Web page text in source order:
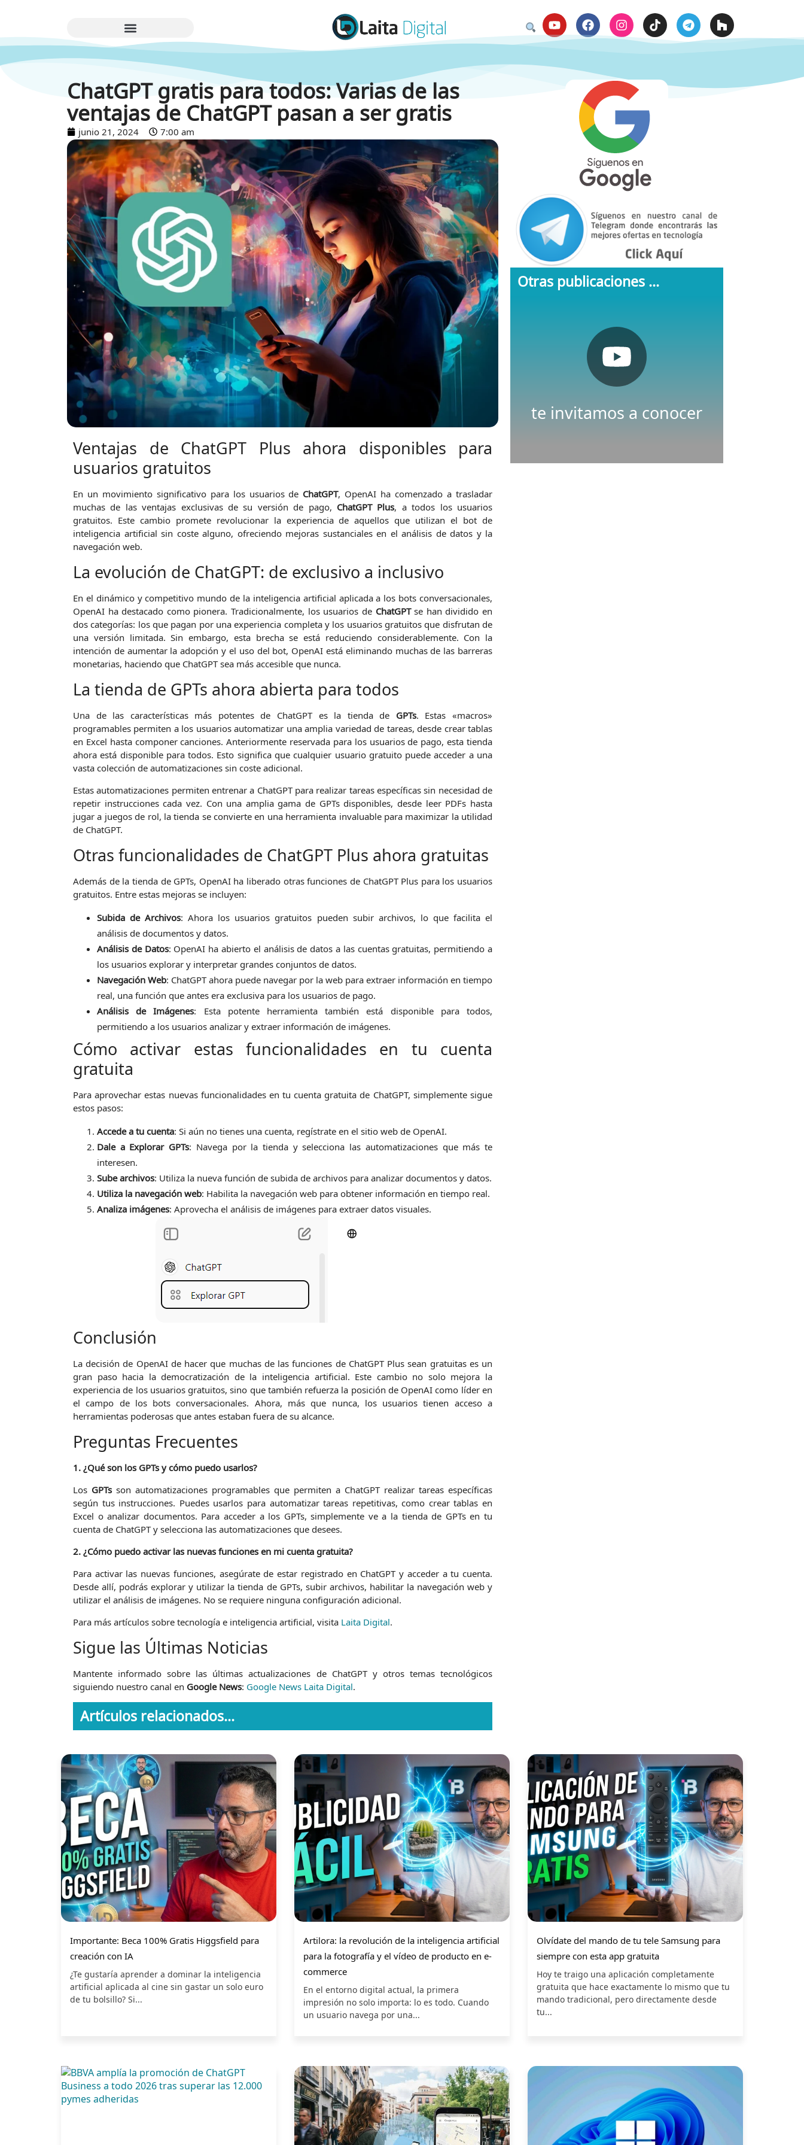
ChatGPT gratis para todos: Varias de las
ventajas de ChatGPT pasan a ser gratis
junio 21, 2024 7:00 am
Ventajas de ChatGPT Plus ahora disponibles para
usuarios gratuitos
En un movimiento significativo para los usuarios de ChatGPT, OpenAI ha comenzado a trasladar
muchas de las ventajas exclusivas de su versión de pago, ChatGPT Plus, a todos los usuarios
gratuitos. Este cambio promete revolucionar la experiencia de aquellos que utilizan el bot de
inteligencia artificial sin coste alguno, ofreciendo mejoras sustanciales en el análisis de datos y la
navegación web.
La evolución de ChatGPT: de exclusivo a inclusivo
En el dinámico y competitivo mundo de la inteligencia artificial aplicada a los bots conversacionales,
OpenAI ha destacado como pionera. Tradicionalmente, los usuarios de ChatGPTse han dividido en
dos categorías: los que pagan por una experiencia completa y los usuarios gratuitos que disfrutan de
una versión limitada. Sin embargo, esta brecha se está reduciendo considerablemente. Con la
intención de aumentar la adopción y el uso del bot, OpenAI está eliminando muchas de las barreras
monetarias, haciendo que ChatGPT sea más accesible que nunca.
La tienda de GPTs ahora abierta para todos
Una de las características más potentes de ChatGPT es la tienda de GPTs. Estas «macros»
programables permiten a los usuarios automatizar una amplia variedad de tareas, desde crear tablas
en Excel hasta componer canciones. Anteriormente reservada para los usuarios de pago, esta tienda
ahora está disponible para todos. Esto significa que cualquier usuario gratuito puede acceder a una
vasta colección de automatizaciones sin coste adicional.
Estas automatizaciones permiten entrenar a ChatGPT para realizar tareas específicas sin necesidad de
repetir instrucciones cada vez. Con una amplia gama de GPTs disponibles, desde leer PDFs hasta
jugar a juegos de rol, la tienda se convierte en una herramienta invaluable para maximizar la utilidad
de ChatGPT.
Otras funcionalidades de ChatGPT Plus ahora gratuitas
Además de la tienda de GPTs, OpenAI ha liberado otras funciones de ChatGPT Plus para los usuarios
gratuitos. Entre estas mejoras se incluyen:
Subida de Archivos: Ahora los usuarios gratuitos pueden subir archivos, lo que facilita el
análisis de documentos y datos.
Análisis de Datos: OpenAI ha abierto el análisis de datos a las cuentas gratuitas, permitiendo a
los usuarios explorar y interpretar grandes conjuntos de datos.
Navegación Web: ChatGPT ahora puede navegar por la web para extraer información en tiempo
real, una función que antes era exclusiva para los usuarios de pago.
Análisis de Imágenes: Esta potente herramienta también está disponible para todos,
permitiendo a los usuarios analizar y extraer información de imágenes.
Cómo activar estas funcionalidades en tu cuenta
gratuita
Para aprovechar estas nuevas funcionalidades en tu cuenta gratuita de ChatGPT, simplemente sigue
estos pasos:
Accede a tu cuenta: Si aún no tienes una cuenta, regístrate en el sitio web de OpenAI.
Dale a Explorar GPTs: Navega por la tienda y selecciona las automatizaciones que más te
interesen.
Sube archivos: Utiliza la nueva función de subida de archivos para analizar documentos y datos.
Utiliza la navegación web: Habilita la navegación web para obtener información en tiempo real.
Analiza imágenes: Aprovecha el análisis de imágenes para extraer datos visuales.
Conclusión
La decisión de OpenAI de hacer que muchas de las funciones de ChatGPT Plus sean gratuitas es un
gran paso hacia la democratización de la inteligencia artificial. Este cambio no solo mejora la
experiencia de los usuarios gratuitos, sino que también refuerza la posición de OpenAI como líder en
el campo de los bots conversacionales. Ahora, más que nunca, los usuarios tienen acceso a
herramientas poderosas que antes estaban fuera de su alcance.
Preguntas Frecuentes
1. ¿Qué son los GPTs y cómo puedo usarlos?
Los GPTs son automatizaciones programables que permiten a ChatGPT realizar tareas específicas
según tus instrucciones. Puedes usarlos para automatizar tareas repetitivas, como crear tablas en
Excel o analizar documentos. Para acceder a los GPTs, simplemente ve a la tienda de GPTs en tu
cuenta de ChatGPT y selecciona las automatizaciones que desees.
2. ¿Cómo puedo activar las nuevas funciones en mi cuenta gratuita?
Para activar las nuevas funciones, asegúrate de estar registrado en ChatGPT y acceder a tu cuenta.
Desde allí, podrás explorar y utilizar la tienda de GPTs, subir archivos, habilitar la navegación web y
utilizar el análisis de imágenes. No se requiere ninguna configuración adicional.
Para más artículos sobre tecnología e inteligencia artificial, visita Laita Digital.
Sigue las Últimas Noticias
Mantente informado sobre las últimas actualizaciones de ChatGPT y otros temas tecnológicos
siguiendo nuestro canal en Google News: Google News Laita Digital.
Artículos relacionados...
Otras publicaciones ...
te invitamos a conocer
Nuestro canal de
Youtube
Pulsa aquí
Importante: Beca 100% Gratis Higgsfield para
creación con IA
¿Te gustaría aprender a dominar la inteligencia
artificial aplicada al cine sin gastar un solo euro
de tu bolsillo? Si...
Artilora: la revolución de la inteligencia artificial
para la fotografía y el vídeo de producto en e-
commerce
En el entorno digital actual, la primera
impresión no solo importa: lo es todo. Cuando
un usuario navega por una...
Olvídate del mando de tu tele Samsung para
siempre con esta app gratuita
Hoy te traigo una aplicación completamente
gratuita que hace exactamente lo mismo que tu
mando tradicional, pero directamente desde
tu...